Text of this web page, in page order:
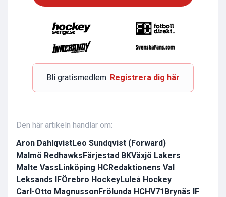
Bli gratismedlem. Registrera dig här
Den här artikeln handlar om:
Aron DahlqvistLeo Sundqvist (Forward)
Malmö RedhawksFärjestad BKVäxjö Lakers
Malte VassLinköping HCRedaktionens Val
Leksands IFÖrebro HockeyLuleå Hockey
Carl-Otto MagnussonFrölunda HCHV71Brynäs IF